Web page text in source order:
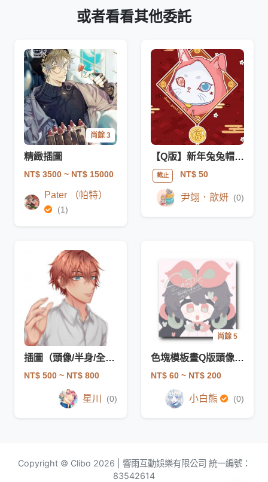
或者看看其他委託
尚餘 3
精緻插圖
NT$ 3500 ~ NT$ 15000
Pater （帕特）
(1)
【Q版】新年兔兔帽模板
截止 NT$ 50
尹翊．歆妍 (0)
插圖（頭像/半身/全身）
NT$ 500 ~ NT$ 800
星川 (0)
尚餘 5
色塊模板畫Q版頭像-橘牌模板
NT$ 60 ~ NT$ 200
小白熊 (0)
Copyright © Clibo 2026 | 響雨互動娛樂有限公司 統一編號：
83542614